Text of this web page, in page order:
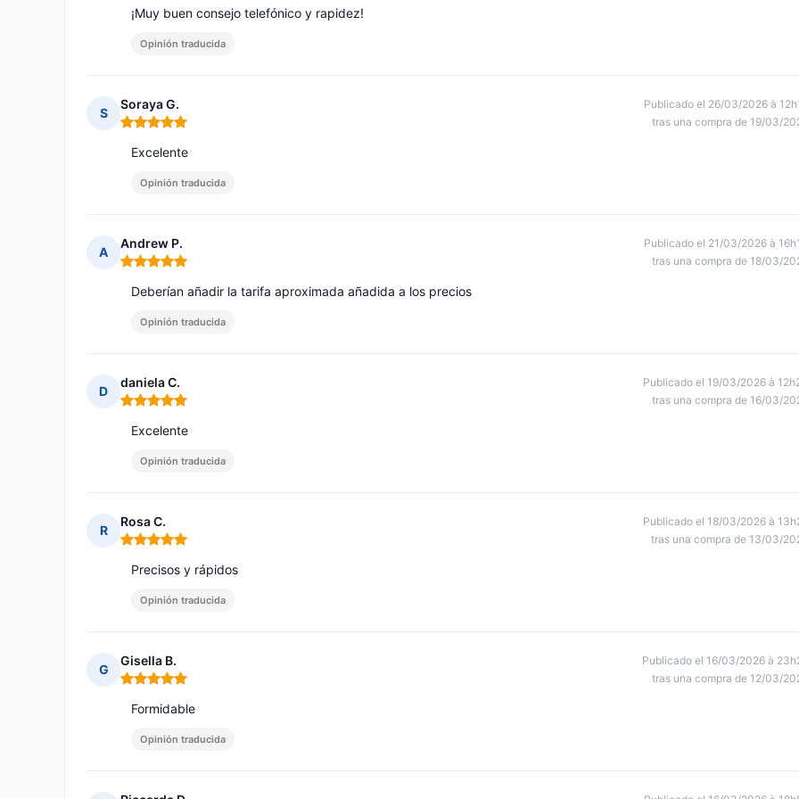
¡Muy buen consejo telefónico y rapidez!
Opinión traducida
S
Soraya G.
Nota: 5 de 5
Publicado el 26/03/2026 à
tras una compra de 19/03/
Excelente
Opinión traducida
A
Andrew P.
Nota: 5 de 5
Publicado el 21/03/2026 à
tras una compra de 18/03/
Deberían añadir la tarifa aproximada añadida a los precios
Opinión traducida
D
daniela C.
Nota: 5 de 5
Publicado el 19/03/2026 à
tras una compra de 16/03/
Excelente
Opinión traducida
R
Rosa C.
Nota: 5 de 5
Publicado el 18/03/2026 à
tras una compra de 13/03/
Precisos y rápidos
Opinión traducida
G
Gisella B.
Nota: 5 de 5
Publicado el 16/03/2026 à
tras una compra de 12/03/
Formidable
Opinión traducida